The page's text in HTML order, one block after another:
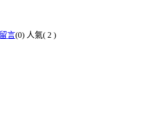
留言(0) 人氣( 2 )